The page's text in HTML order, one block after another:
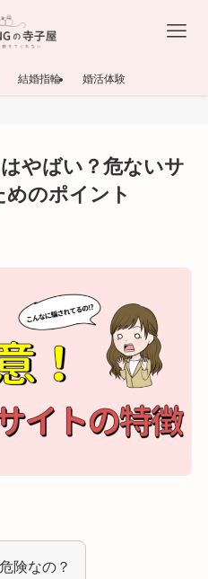
結婚指輪 婚活体験
はやばい？危ないサ
のポイント
険なの？